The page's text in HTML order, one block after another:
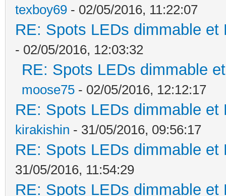
texboy69 - 02/05/2016, 11:22:07
RE: Spots LEDs dimmable
- 02/05/2016, 12:03:32
RE: Spots LEDs dimmable
moose75 - 02/05/2016, 12:12:17
RE: Spots LEDs dimmable
kirakishin - 31/05/2016, 09:56:17
RE: Spots LEDs dimmable
31/05/2016, 11:54:29
RE: Spots LEDs dimmable